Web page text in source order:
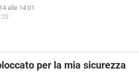
alle 14:01
per la mia sicurezza